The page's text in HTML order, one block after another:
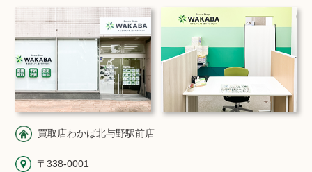
買取店わかば北与野駅前店
〒338-0001